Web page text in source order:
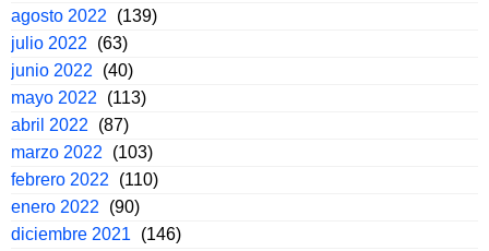
agosto 2022
(139)
julio 2022
(63)
junio 2022
(40)
mayo 2022
(113)
abril 2022
(87)
marzo 2022
(103)
febrero 2022
(110)
enero 2022
(90)
diciembre 2021
(146)